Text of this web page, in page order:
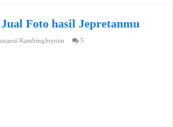
Foto hasil Jepretanmu
KambingJoynim 5